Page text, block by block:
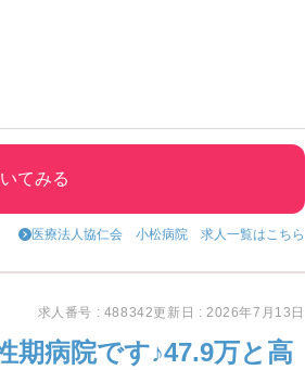
験の積める環境というだけでなく、お子さ
環境を整えている病院です！
ているのを感じました！
てみる
医療法人協仁会 小松病院 求人一覧はこちら
求人番号 : 488342更新日 : 2026年7月13日
期病院です♪47.9万と高